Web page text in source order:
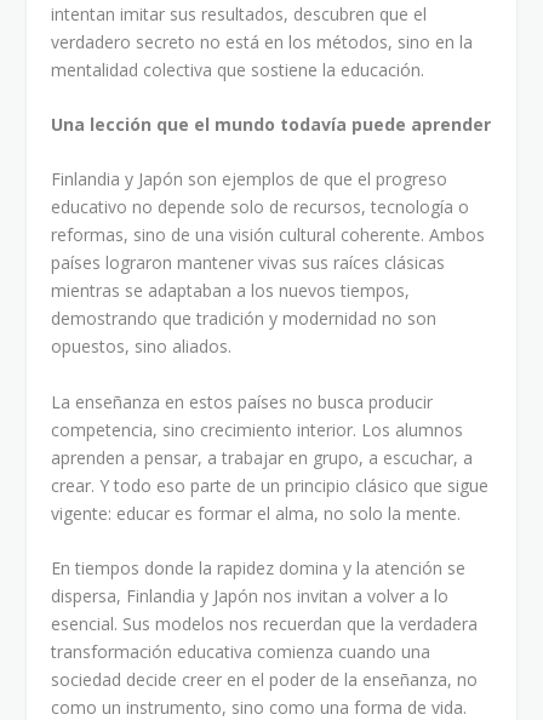
intentan imitar sus resultados, descubren que el
verdadero secreto no está en los métodos, sino en la
mentalidad colectiva que sostiene la educación.
Una lección que el mundo todavía puede aprender
Finlandia y Japón son ejemplos de que el progreso
educativo no depende solo de recursos, tecnología o
reformas, sino de una visión cultural coherente. Ambos
países lograron mantener vivas sus raíces clásicas
mientras se adaptaban a los nuevos tiempos,
demostrando que tradición y modernidad no son
opuestos, sino aliados.
La enseñanza en estos países no busca producir
competencia, sino crecimiento interior. Los alumnos
aprenden a pensar, a trabajar en grupo, a escuchar, a
crear. Y todo eso parte de un principio clásico que sigue
vigente: educar es formar el alma, no solo la mente.
En tiempos donde la rapidez domina y la atención se
dispersa, Finlandia y Japón nos invitan a volver a lo
esencial. Sus modelos nos recuerdan que la verdadera
transformación educativa comienza cuando una
sociedad decide creer en el poder de la enseñanza, no
como un instrumento, sino como una forma de vida.